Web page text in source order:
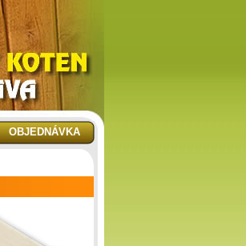
OBJEDNÁVKA